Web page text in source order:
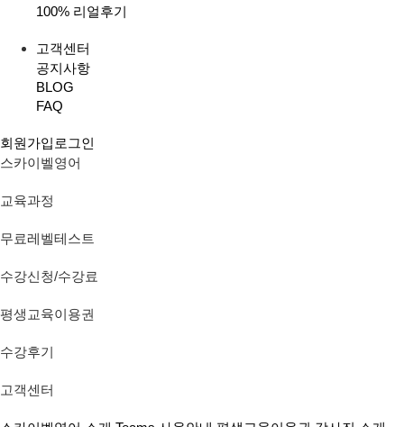
100% 리얼후기
고객센터
공지사항
BLOG
FAQ
회원가입 로그인
스카이벨영어
교육과정
무료레벨테스트
수강신청/수강료
평생교육이용권
수강후기
고객센터